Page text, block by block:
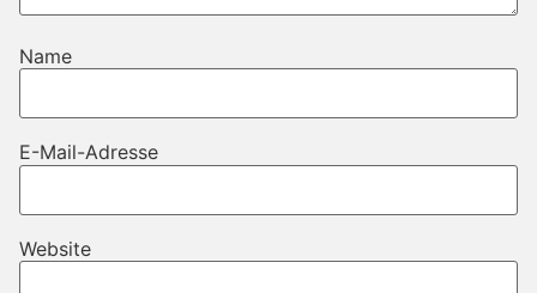
Name
E-Mail-Adresse
Website